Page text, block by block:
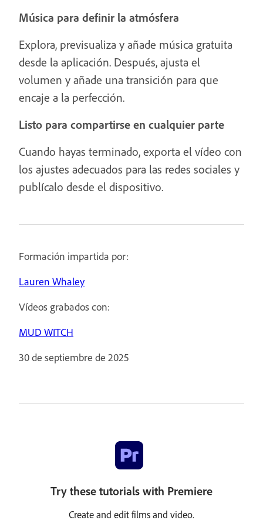
Música para definir la atmósfera
Explora, previsualiza y añade música gratuita
desde la aplicación. Después, ajusta el
volumen y añade una transición para que
encaje a la perfección.
Listo para compartirse en cualquier parte
Cuando hayas terminado, exporta el vídeo con
los ajustes adecuados para las redes sociales y
publícalo desde el dispositivo.
Formación impartida por:
Lauren Whaley
Vídeos grabados con:
MUD WITCH
30 de septiembre de 2025
Try these tutorials with Premiere
Create and edit films and video.